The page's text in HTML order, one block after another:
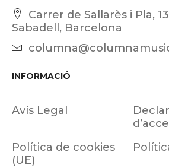
Carrer de Sallarès i Pla,
Sabadell, Barcelona
INFORMACIÓ
Avís Legal
Política de cookies
(UE)